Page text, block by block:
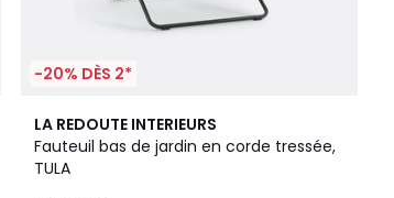
-20% DÈS 2*
LA REDOUTE INTERIEURS
Fauteuil bas de jardin en corde tressée,
TULA
5
/
5